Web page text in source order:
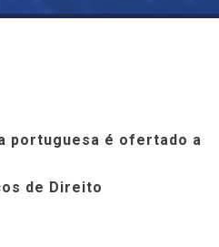
portuguesa é ofertado a
de Direito